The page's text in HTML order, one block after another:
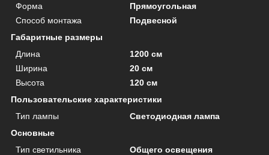
Форма
Прямоугольная
Способ монтажа
Подвесной
Габаритные размеры
Длина
1200 см
Ширина
20 см
Высота
120 см
Пользовательские характеристики
Тип лампы
Светодиодная лампа
Основные
Тип светильника
Общего освещения